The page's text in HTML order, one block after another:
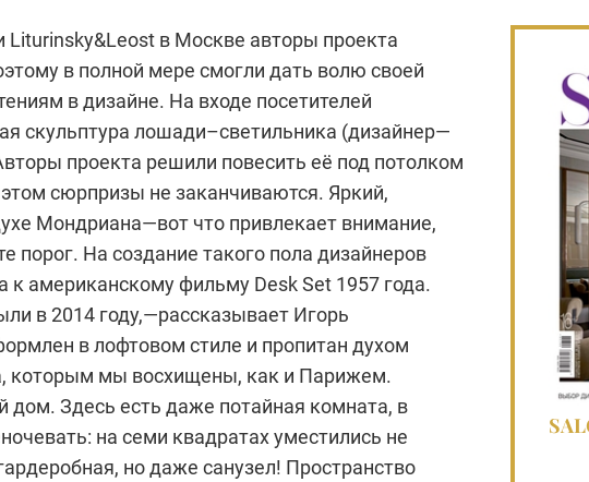
Liturinsky&Leost в Москве авторы проекта
в полной мере смогли дать волю своей
в дизайне. На входе посетителей
скульптура лошади–светильника (дизайнер—
проекта решили повесить её под потолком
сюрпризы не заканчиваются. Яркий,
Мондриана—вот что привлекает внимание,
порог. На создание такого пола дизайнеров
к американскому фильму Desk Set 1957 года.
в 2014 году,—рассказывает Игорь
в лофтовом стиле и пропитан духом
которым мы восхищены, как и Парижем.
дом. Здесь есть даже потайная комната, в
на семи квадратах уместились не
но даже санузел! Пространство